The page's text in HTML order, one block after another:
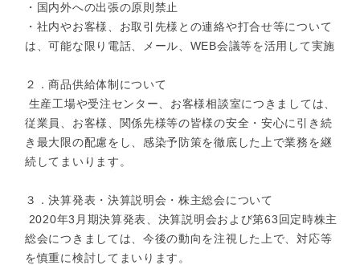
・国内外への出張の原則禁止
・社内やお客様、お取引先様との連絡や打合せ等について
は、可能な限り電話、メール、WEB会議等を活用して実施
２．商品供給体制について
生産工場や受注センター、お客様相談室につきましては、
従業員、お客様、関係先様等の皆様の安全・安心に引き続
き最大限の配慮をし、感染予防策を徹底した上で業務を継
続してまいります。
３．決算発表・決算説明会・株主総会について
2020年3月期決算発表、決算説明会および第63回定時株主
総会につきましては、今後の動向を注視した上で、対応等
を慎重に検討してまいります。